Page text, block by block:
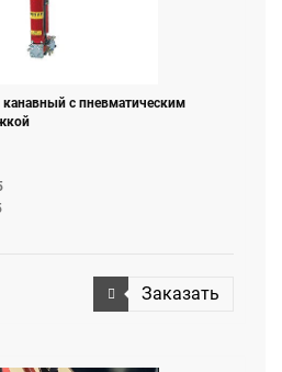
с пневматическим
Заказать